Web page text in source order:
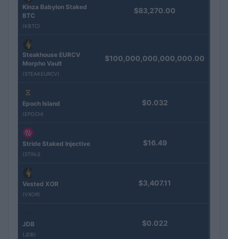
Kinza Babylon Staked
BTC
(KBTC)
$83,270.00
Steakhouse EURCV
Morpho Vault
(STEAKEURCV)
$100,000,000,000,000.00
Epoch Island
(EPOCH)
$0.032
Stride Staked Injective
(STINJ)
$16.49
Vested XOR
(VXOR)
$3,407.11
JDB
(JDB)
$0.022